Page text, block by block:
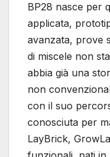
BP28 nasce per
applicata,
avanzata, prove
di miscele non
abbia già una
non
con il suo
conosciuta per
LayBrick,